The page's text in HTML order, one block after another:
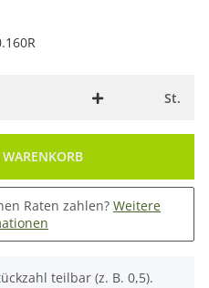
St.
Raten zahlen? Weitere
teilbar (z. B. 0,5).